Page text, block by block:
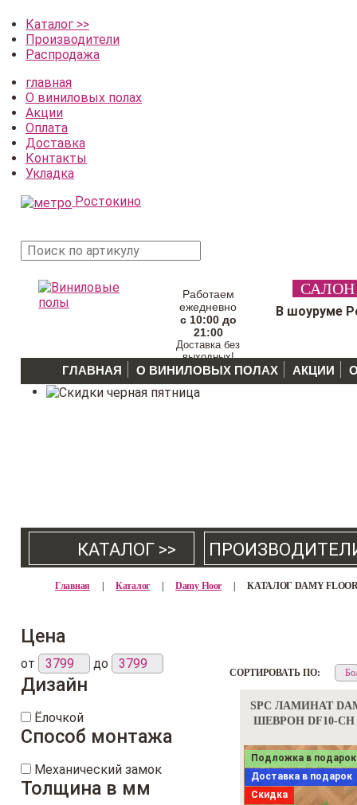
Каталог >>
Производители
Распродажа
главная
О виниловых полах
Акции
Оплата
Доставка
Контакты
Укладка
Ростокино
Работаем
ежедневно
с 10:00 до
21:00
Доставка без
выходных!
В шоуруме
ГЛАВНАЯ О ВИНИЛОВЫХ ПОЛАХ АКЦИИ
КАТАЛОГ >>
Главная | Каталог | Damy Floor | КАТАЛОГ DAMY
СОРТИРОВАТЬ ПО:
SPC ЛАМИНАТ
ШЕВРОН DF10-
Подложка в подарок
Доставка в подарок
Скидка
Цена
от до
Дизайн
Ёлочкой
Способ монтажа
Механический замок
Толщина в мм